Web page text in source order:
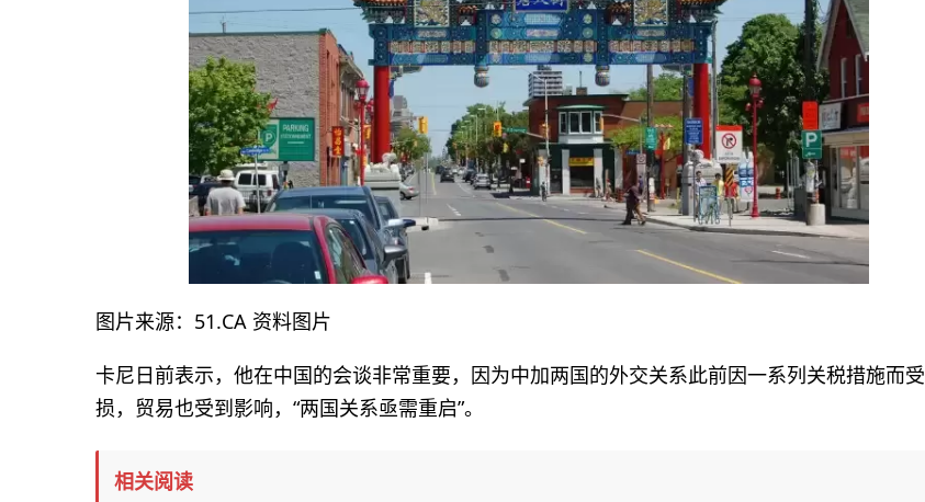
图片来源：51.CA 资料图片
卡尼日前表示，他在中国的会谈非常重要，因为中加两国的外交关系此前因一系列关税措施而受
损，贸易也受到影响，“两国关系亟需重启”。
相关阅读